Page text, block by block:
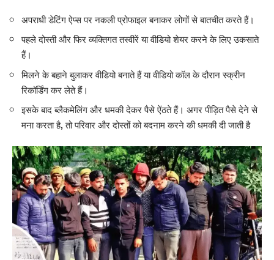
अपराधी डेटिंग ऐप्स पर नकली प्रोफाइल बनाकर लोगों से बातचीत करते हैं।
पहले दोस्ती और फिर व्यक्तिगत तस्वीरें या वीडियो शेयर करने के लिए उकसाते
हैं।
मिलने के बहाने बुलाकर वीडियो बनाते हैं या वीडियो कॉल के दौरान स्क्रीन
रिकॉर्डिंग कर लेते हैं।
इसके बाद ब्लैकमेलिंग और धमकी देकर पैसे ऐंठते हैं। अगर पीड़ित पैसे देने से
मना करता है, तो परिवार और दोस्तों को बदनाम करने की धमकी दी जाती है